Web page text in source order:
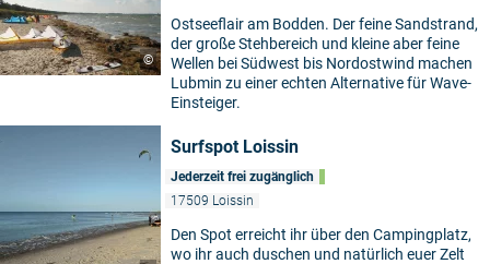
©
Ostseeflair am Bodden. Der feine Sandstrand,
der große Stehbereich und kleine aber feine
Wellen bei Südwest bis Nordostwind machen
Lubmin zu einer echten Alternative für Wave-
Einsteiger.
Surfspot Loissin
Jederzeit frei zugänglich
17509 Loissin
Den Spot erreicht ihr über den Campingplatz,
wo ihr auch duschen und natürlich euer Zelt